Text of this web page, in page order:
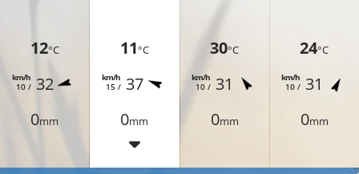
12°C
10 /
km/h 32
0mm
11°C
15 /
km/h 37
0mm
30°C
10 /
km/h 31
0mm
24°C
10 /
km/h 31
0mm